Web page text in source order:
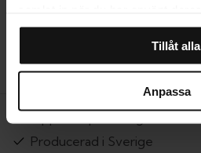
Tillåt alla
Anpassa
RECENSIONER
Producerad i Sverige